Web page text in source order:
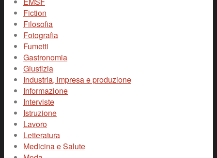
Fiction
Filosofia
Fotografia
Fumetti
Gastronomia
Giustizia
Industria, impresa e produzione
Informazione
Interviste
Istruzione
Lavoro
Letteratura
Medicina e Salute